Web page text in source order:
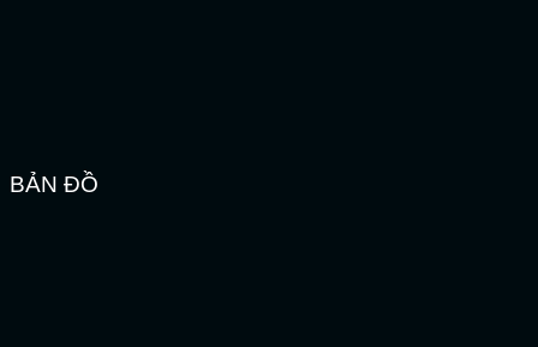
BẢN ĐỒ